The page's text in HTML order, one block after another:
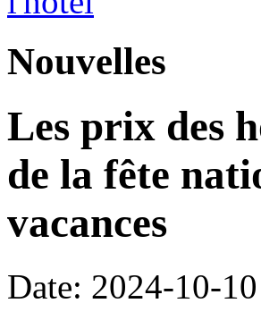
Nouvelles
Les prix des
de la fête
vacances
Date: 2024-10-10